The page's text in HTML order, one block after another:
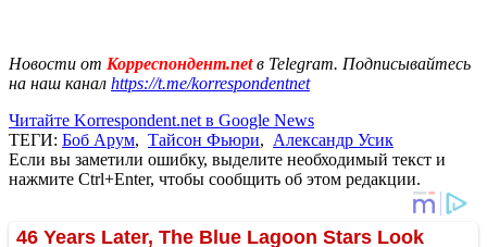
Новости от Корреспондент.netв Telegram. Подписывайтесь
на наш канал https://t.me/korrespondentnet
Читайте Korrespondent.net в Google News
ТЕГИ: Боб Арум, Тайсон Фьюри, Александр Усик
Если вы заметили ошибку, выделите необходимый текст и
нажмите Ctrl+Enter, чтобы сообщить об этом редакции.